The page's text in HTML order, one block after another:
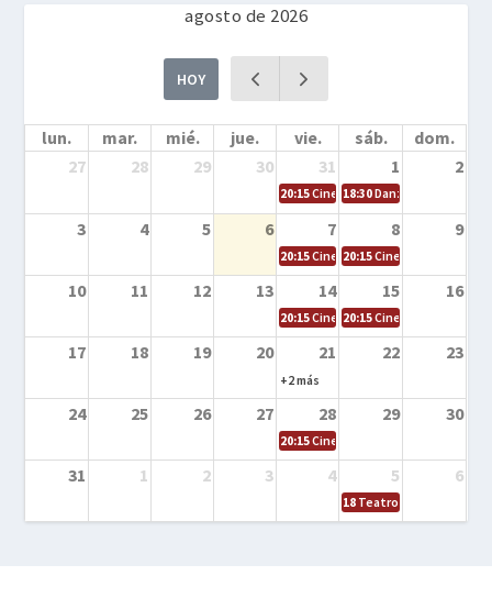
agosto de 2026
HOY
lun. mar. mié. jue. vie. sáb.
dom.
27
28 29 30 31 1 2
20:15Cine en la calle – Cómo
18:30Danza – Cita en el
3 4 5 6 7 8 9
20:15Cine en la calle – El niño y la
20:15Cine en la calle –
10 11 12 13 14 15 16
20:15Cine en la calle – Tortugas
20:15Cine en la calle –
17 18 19 20 21 22 23
+2 más
24 25 26 27 28 29 30
20:15Cine en el calle – Tintín y el
31 1 2 3 4 5 6
18 Teatro – Tres